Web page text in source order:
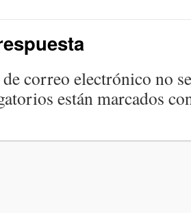
correo electrónico no
están marcados